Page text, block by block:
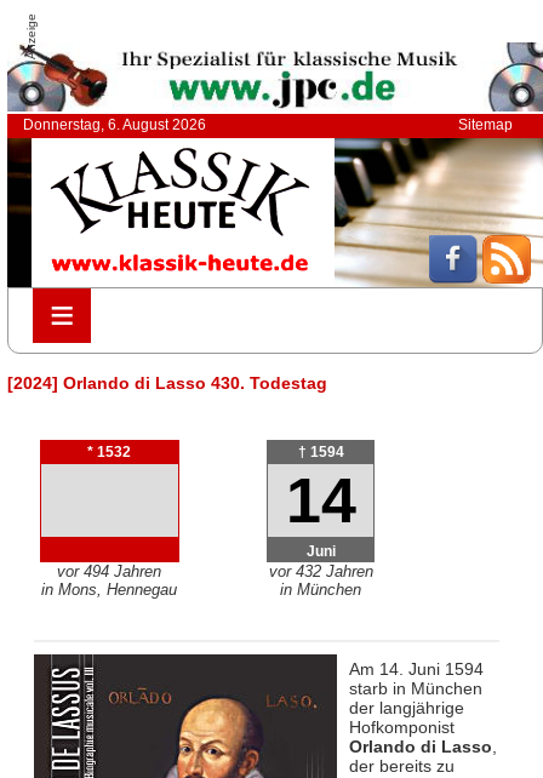
Anzeige
Donnerstag, 6. August 2026 Sitemap
≡
≡
[2024] Orlando di Lasso 430. Todestag
* 1532
vor 494 Jahren
in Mons, Hennegau
† 1594
14
Juni
vor 432 Jahren
in München
Am 14. Juni 1594
starb in München
der langjährige
Hofkomponist
Orlando di Lasso
der bereits zu